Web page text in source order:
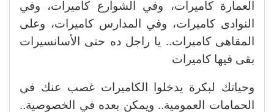
العمارة كاميرات، وفي الشوارع كاميرات، وفي
النوادى كاميرات، وفي المدارس كاميرات، وعلى
المقاهى كاميرات.. يا راجل ده حتى الأسانسيرات
بقى فيها كاميرات
وحياتك لبكرة يدخلوا الكاميرات غصب عنك في
الحمامات العمومية.. ويمكن بعده في الخصوصية..